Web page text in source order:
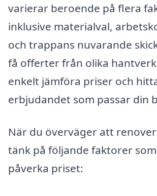
varierar beroende på flera
inklusive materialval,
och trappans nuvarande
få offerter från olika
enkelt jämföra priser och
erbjudandet som passar din
När du överväger att
tänk på följande faktorer
påverka priset: